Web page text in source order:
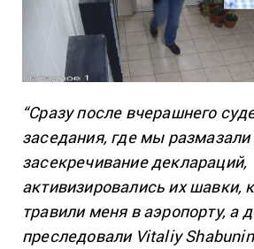
“Сразу после вчерашнего
заседания, где мы
засекречивание деклараций,
активизировались их шавки,
травили меня в аэропорту, а
преследовали Vitaliy